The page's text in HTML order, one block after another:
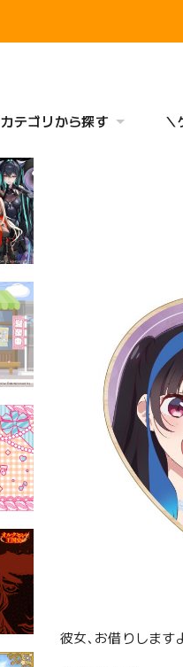
カテゴリから探す ＼
彼女､お借りします